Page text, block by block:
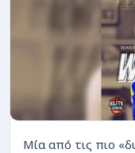
Μία από τις πιο